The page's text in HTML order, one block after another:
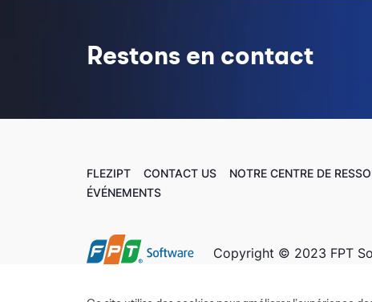
Restons en contact
FLEZIPT CONTACT US NOTRE CENTRE DE
ÉVÉNEMENTS
Copyright © 2023 FPT